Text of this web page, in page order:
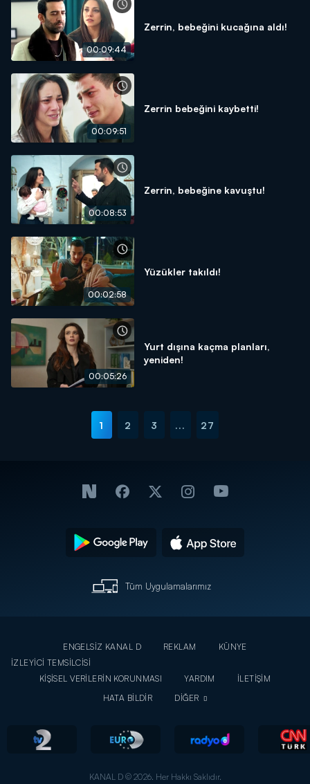
00:09:44
Zerrin, bebeğini kucağına aldı!
00:09:51
Zerrin bebeğini kaybetti!
00:08:53
Zerrin, bebeğine kavuştu!
00:02:58
Yüzükler takıldı!
00:05:26
Yurt dışına kaçma planları,
yeniden!
1 2 3 ... 27
Tüm Uygulamalarımız
ENGELSİZ KANAL D REKLAM
KÜNYE
İZLEYİCİ TEMSİLCİSİ
KİŞİSEL VERİLERİN KORUNMASI
YARDIM
İLETİŞİM
HATA BİLDİR
DİĞER
KANAL D © 2026. Her Hakkı Saklıdır.